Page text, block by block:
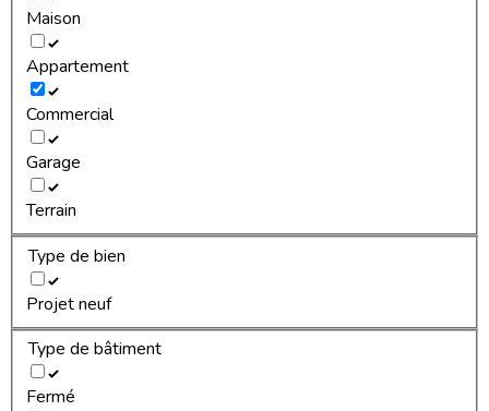
Maison
Appartement
Commercial
Garage
Terrain
Type de bien
Projet neuf
Type de bâtiment
Fermé